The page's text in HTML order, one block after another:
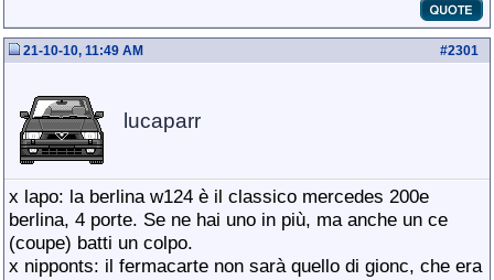
#2301
21-10-10, 11:49 AM
lucaparr
x lapo: la berlina w124 è il classico mercedes 200e
berlina, 4 porte. Se ne hai uno in più, ma anche un ce
(coupe) batti un colpo.
x nipponts: il fermacarte non sarà quello di gionc, che era